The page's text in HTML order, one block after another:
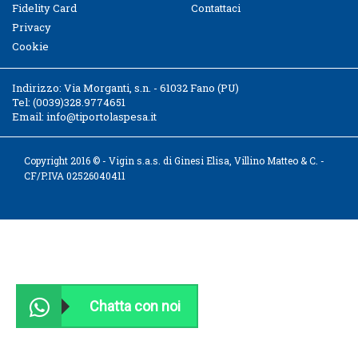
Fidelity Card
Privacy
Cookie
Contattaci
Indirizzo: Via Morganti, s.n. - 61032 Fano (PU)
Tel: (0039)328.9774651
Email: info@tiportolaspesa.it
Copyright 2016 © - Vigin s.a.s. di Ginesi Elisa, Villino Matteo & C. -
CF/P.IVA 02526040411
Chatta con noi